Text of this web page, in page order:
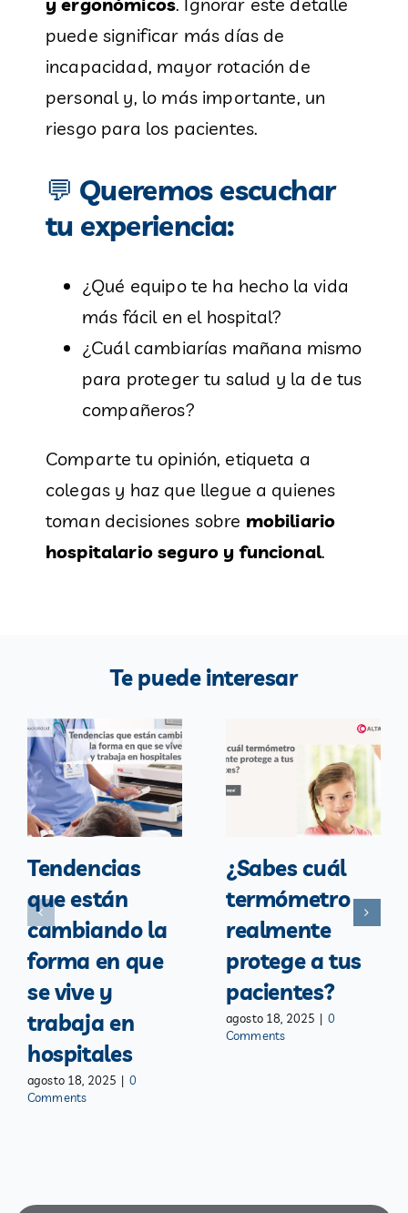
puede significar más días de
incapacidad, mayor rotación de
personal y, lo más importante, un
riesgo para los pacientes.
💬 Queremos escuchar
tu experiencia:
¿Qué equipo te ha hecho la vida
más fácil en el hospital?
¿Cuál cambiarías mañana mismo
para proteger tu salud y la de tus
compañeros?
Comparte tu opinión, etiqueta a
colegas y haz que llegue a quienes
toman decisiones sobre mobiliario
hospitalario seguro y funcional.
Te puede interesar
Tendencias
que están
cambiando la
forma en que
se vive y
trabaja en
hospitales
agosto 18, 2025 | 0
Comments
¿Sabes cuál
termómetro
realmente
protege a tus
pacientes?
agosto 18, 2025 | 0
Comments